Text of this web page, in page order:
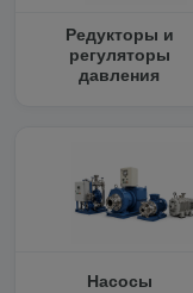
Редукторы и
регуляторы
давления
Насосы